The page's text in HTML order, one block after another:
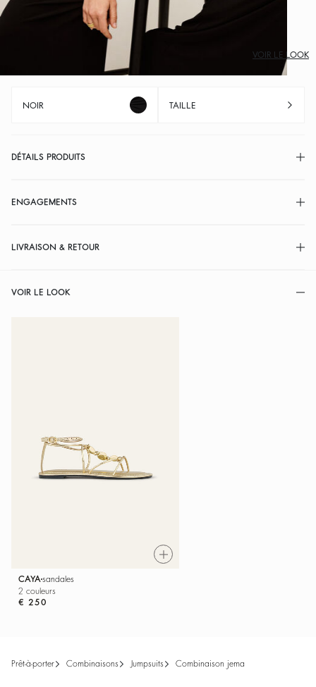
VOIR LE LOOK
NOIR TAILLE
DÉTAILS PRODUITS
ENGAGEMENTS
LIVRAISON & RETOUR
VOIR LE LOOK
CAYA sandales
2 couleurs
€ 250
prêt-à-porter combinaisons jumpsuits combinaison jema